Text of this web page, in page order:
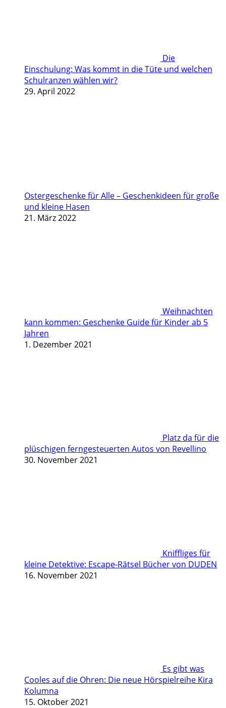
Die
Einschulung: Was kommt in die Tüte und welchen
Schulranzen wählen wir?
29. April 2022
Ostergeschenke für Alle – Geschenkideen für große
und kleine Hasen
21. März 2022
Weihnachten
kann kommen: Geschenke Guide für Kinder ab 5
Jahren
1. Dezember 2021
Platz da für die
plüschigen ferngesteuerten Autos von Revellino
30. November 2021
Kniffliges für
kleine Detektive: Escape-Rätsel Bücher von DUDEN
16. November 2021
Es gibt was
Cooles auf die Ohren: Die neue Hörspielreihe Kira
Kolumna
15. Oktober 2021